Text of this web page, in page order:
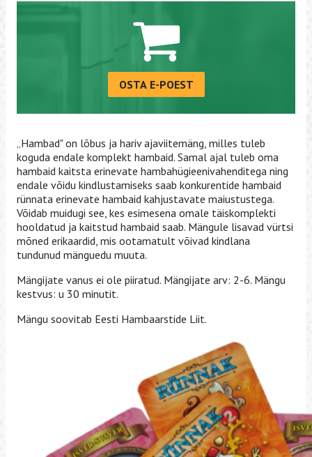
OSTA E-POEST
„Hambad" on lõbus ja hariv ajaviitemäng, milles tuleb
koguda endale komplekt hambaid. Samal ajal tuleb oma
hambaid kaitsta erinevate hambahügieenivahenditega ning
endale võidu kindlustamiseks saab konkurentide hambaid
rünnata erinevate hambaid kahjustavate maiustustega.
Võidab muidugi see, kes esimesena omale täiskomplekti
hooldatud ja kaitstud hambaid saab. Mängule lisavad vürtsi
mõned erikaardid, mis ootamatult võivad kindlana
tundunud mänguedu muuta.
Mängijate vanus ei ole piiratud. Mängijate arv: 2-6. Mängu
kestvus: u 30 minutit.
Mängu soovitab Eesti Hambaarstide Liit.